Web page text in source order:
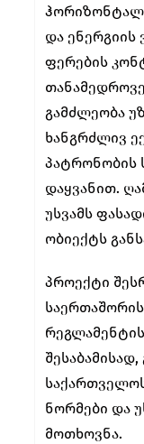
და
ფერების
გამძლეობა
ხანგრძლივ
პატრონობის
დაყვანით.
უსვამს
ობიექტს
პროექტი
ნორმები და
მოთხოვნა.